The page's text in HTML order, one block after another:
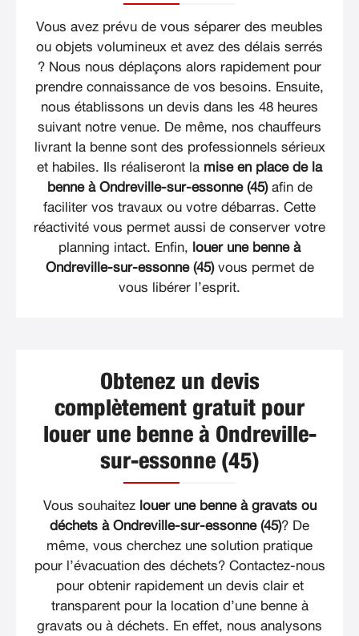
Vous avez prévu de vous séparer des meubles
ou objets volumineux et avez des délais serrés
? Nous nous déplaçons alors rapidement pour
prendre connaissance de vos besoins. Ensuite,
nous établissons un devis dans les 48 heures
suivant notre venue. De même, nos chauffeurs
livrant la benne sont des professionnels sérieux
et habiles. Ils réaliseront la mise en place de la
benne à Ondreville-sur-essonne (45)afin de
faciliter vos travaux ou votre débarras. Cette
réactivité vous permet aussi de conserver votre
planning intact. Enfin, louer une benne à
Ondreville-sur-essonne (45)vous permet de
vous libérer l’esprit.
Obtenez un devis
complètement gratuit pour
louer une benne à Ondreville-
sur-essonne (45)
Vous souhaitez louer une benne à gravats ou
déchets à Ondreville-sur-essonne (45)? De
même, vous cherchez une solution pratique
pour l’évacuation des déchets? Contactez-nous
pour obtenir rapidement un devis clair et
transparent pour la location d’une benne à
gravats ou à déchets. En effet, nous analysons